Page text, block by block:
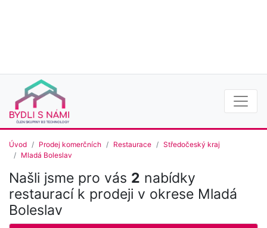
Úvod Prodej komerčních Restaurace
Středočeský kraj
Mladá Boleslav
Našli jsme pro vás 2 nabídky
restaurací k prodeji v okrese Mladá
Boleslav